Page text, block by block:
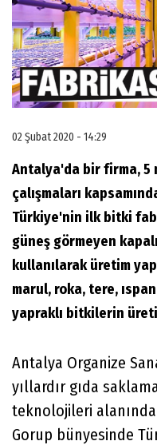
02 Şubat 2020 - 14:29
Antalya'da bir firma, 5
çalışmaları
Türkiye'nin ilk bitki
güneş görmeyen
kullanılarak üretim
marul, roka, tere,
yapraklı bitkilerin
Antalya Organize
yıllardır gıda
teknolojileri
Gorup bünyesinde